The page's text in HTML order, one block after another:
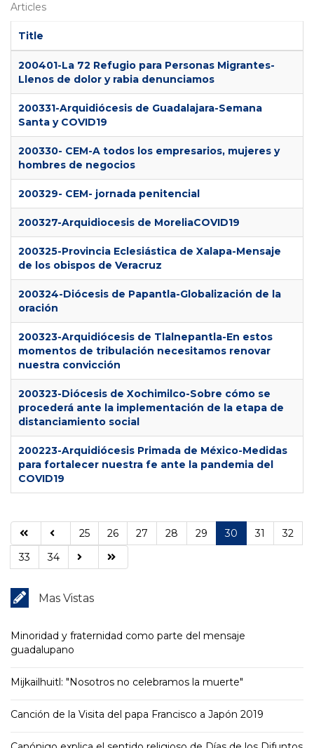
Articles
Title
200401-La 72 Refugio para Personas Migrantes-
Llenos de dolor y rabia denunciamos
200331-Arquidiócesis de Guadalajara-Semana
Santa y COVID19
200330- CEM-A todos los empresarios, mujeres y
hombres de negocios
200329- CEM- jornada penitencial
200327-Arquidiocesis de MoreliaCOVID19
200325-Provincia Eclesiástica de Xalapa-Mensaje
de los obispos de Veracruz
200324-Diócesis de Papantla-Globalización de la
oración
200323-Arquidiócesis de Tlalnepantla-En estos
momentos de tribulación necesitamos renovar
nuestra convicción
200323-Diócesis de Xochimilco-Sobre cómo se
procederá ante la implementación de la etapa de
distanciamiento social
200223-Arquidiócesis Primada de México-Medidas
para fortalecer nuestra fe ante la pandemia del
COVID19
25 26 27 28 29 30 31
32
33
34
Mas Vistas
Minoridad y fraternidad como parte del mensaje
guadalupano
Mijkailhuitl: "Nosotros no celebramos la muerte"
Canción de la Visita del papa Francisco a Japón 2019